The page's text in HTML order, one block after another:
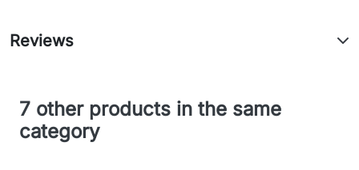
Reviews
7 other products in the same
category